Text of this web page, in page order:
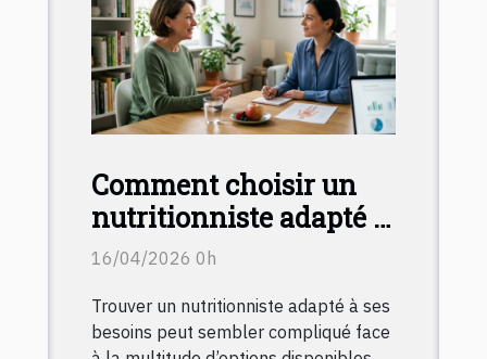
Comment choisir un
nutritionniste adapté à
vos besoins spécifiques
16/04/2026 0h
Trouver un nutritionniste adapté à ses
besoins peut sembler compliqué face